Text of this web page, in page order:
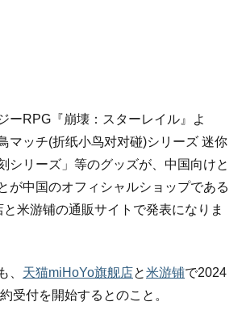
ーRPG『崩壊：スターレイル』よ
マッチ(折纸小鸟对对碰)シリーズ 迷你
シリーズ」等のグッズが、中国向けと
が中国のオフィシャルショップである
米游铺の通販サイトで発表になりま
、 天猫miHoYo旗舰店と米游铺で2024
受付を開始するとのこと。